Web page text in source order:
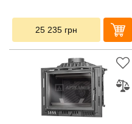
25 235 грн